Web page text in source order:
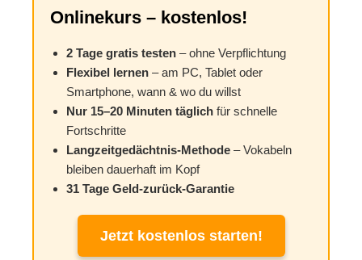
Onlinekurs – kostenlos!
2 Tage gratis testen – ohne Verpflichtung
Flexibel lernen – am PC, Tablet oder
Smartphone, wann & wo du willst
Nur 15–20 Minuten täglich für schnelle
Fortschritte
Langzeitgedächtnis-Methode – Vokabeln
bleiben dauerhaft im Kopf
31 Tage Geld-zurück-Garantie
Jetzt kostenlos starten!